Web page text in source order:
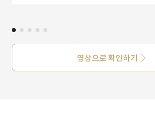
영상으로 확인하기